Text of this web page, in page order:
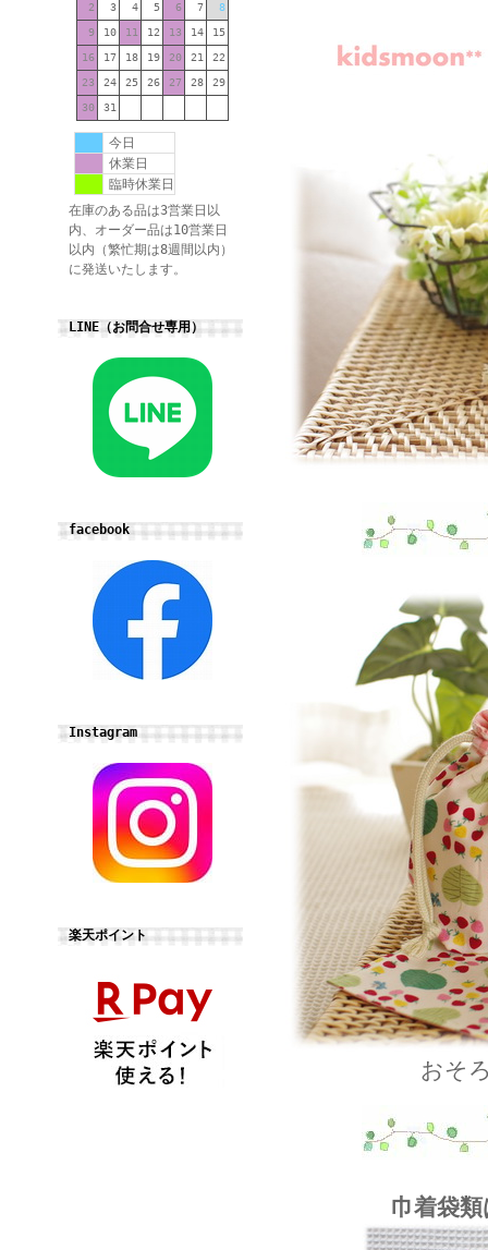
2 3 4 5 6 7 8
9 10 11 12 13 14 15
16 17 18 19 20 21 22
23 24 25 26 27 28 29
30 31
今日
休業日
臨時休業日
在庫のある品は3営業日以
内、オーダー品は10営業日
以内（繁忙期は8週間以内）
に発送いたします。
LINE（お問合せ専用）
facebook
Instagram
楽天ポイント
おそ
巾着袋